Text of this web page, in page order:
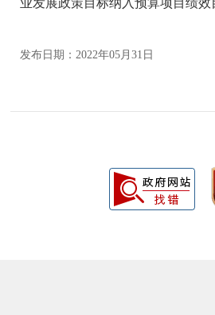
业发展政策目标纳入预算项目绩
发布日期：2022年05月31日